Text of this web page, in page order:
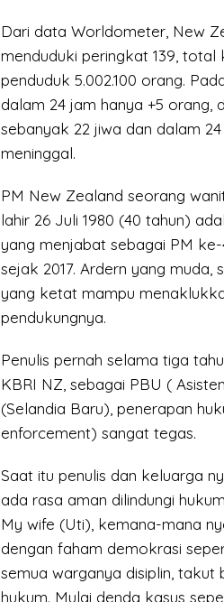
Dari data Worldometer, New
menduduki peringkat 139, total
penduduk 5.002.100 orang.
dalam 24 jam hanya +5 orang,
sebanyak 22 jiwa dan dalam
meninggal.
PM New Zealand seorang
lahir 26 Juli 1980 (40 tahun)
yang menjabat sebagai PM
sejak 2017. Ardern yang
yang ketat mampu
pendukungnya.
Penulis pernah selama tiga
KBRI NZ, sebagai PBU (
(Selandia Baru), penerapan
enforcement) sangat tegas.
Saat itu penulis dan keluarga
ada rasa aman dilindungi
My wife (Uti), kemana-mana
dengan faham demokrasi
semua warganya disiplin, takut
hukum. Mulai denda kasus